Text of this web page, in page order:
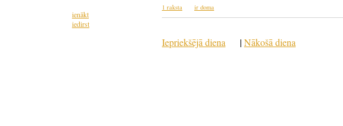
ienākt
iedirst
1 raksta ir doma
Iepriekšējā diena |Nākošā diena